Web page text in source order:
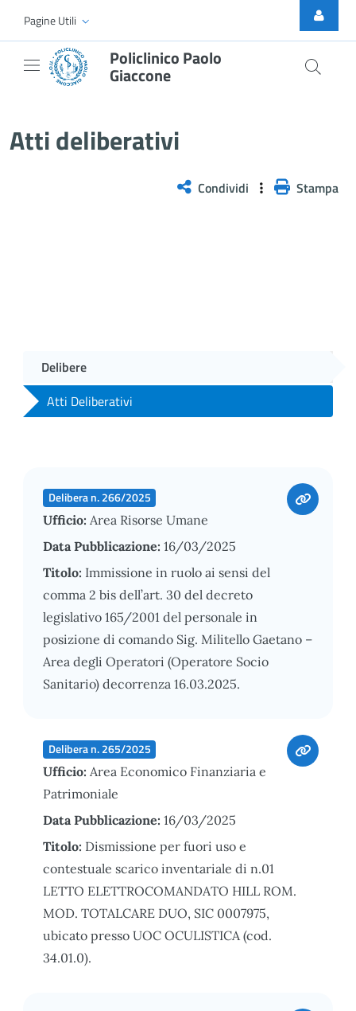
Skip to Main Content
Pagine Utili
Policlinico Paolo
Giaccone
Atti deliberativi
Condividi Stampa
Delibere
Atti Deliberativi
Delibera n. 266/2025
Ufficio: Area Risorse Umane
Data Pubblicazione: 16/03/2025
Titolo: Immissione in ruolo ai sensi del
comma 2 bis dell’art. 30 del decreto
legislativo 165/2001 del personale in
posizione di comando Sig. Militello Gaetano –
Area degli Operatori (Operatore Socio
Sanitario) decorrenza 16.03.2025.
Delibera n. 265/2025
Ufficio: Area Economico Finanziaria e
Patrimoniale
Data Pubblicazione: 16/03/2025
Titolo: Dismissione per fuori uso e
contestuale scarico inventariale di n.01
LETTO ELETTROCOMANDATO HILL ROM.
MOD. TOTALCARE DUO, SIC 0007975,
ubicato presso UOC OCULISTICA (cod.
34.01.0).